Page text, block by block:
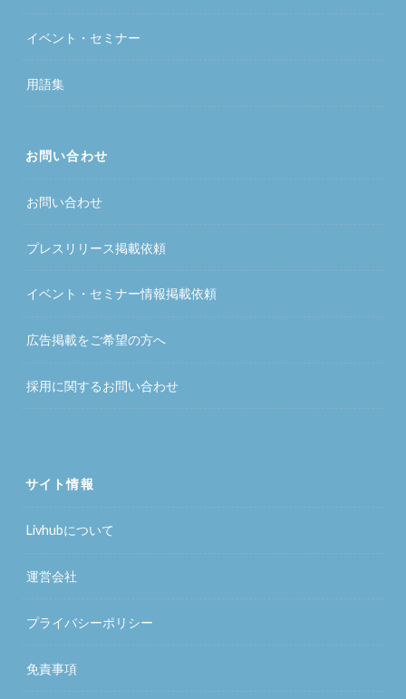
イベント・セミナー
用語集
お問い合わせ
お問い合わせ
プレスリリース掲載依頼
イベント・セミナー情報掲載依頼
広告掲載をご希望の方へ
採用に関するお問い合わせ
サイト情報
Livhubについて
運営会社
プライバシーポリシー
免責事項